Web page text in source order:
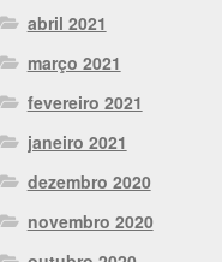
abril 2021
março 2021
fevereiro 2021
janeiro 2021
dezembro 2020
novembro 2020